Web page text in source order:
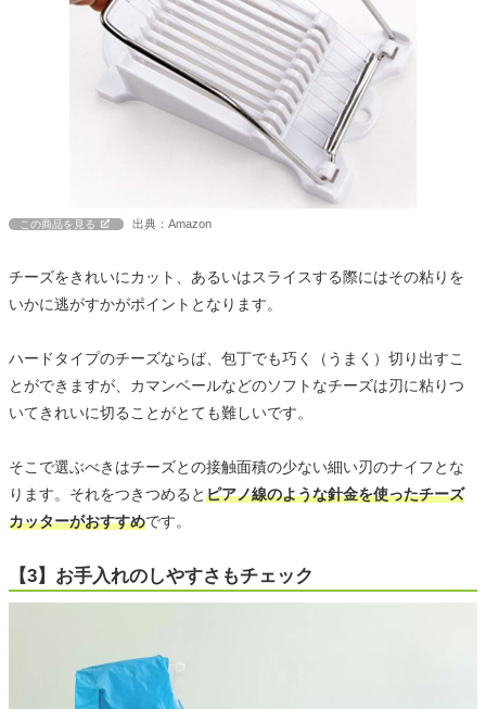
この商品を見る 出典：Amazon
チーズをきれいにカット、あるいはスライスする際にはその粘りを
いかに逃がすかがポイントとなります。
ハードタイプのチーズならば、包丁でも巧く（うまく）切り出すこ
とができますが、カマンベールなどのソフトなチーズは刃に粘りつ
いてきれいに切ることがとても難しいです。
そこで選ぶべきはチーズとの接触面積の少ない細い刃のナイフとな
ります。それをつきつめるとピアノ線のような針金を使ったチーズ
カッターがおすすめです。
【3】お手入れのしやすさもチェック